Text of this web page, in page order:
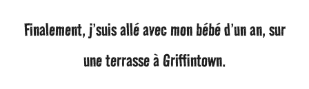
Finalement, j’suis allé avec mon bébé d’un an, sur
une terrasse à Griffintown.